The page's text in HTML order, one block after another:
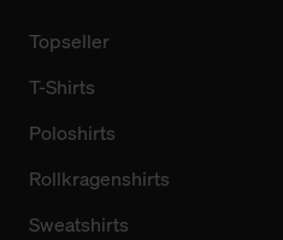
Topseller
T-Shirts
Poloshirts
Rollkragenshirts
Sweatshirts